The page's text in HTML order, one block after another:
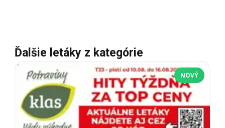
Ďalšie letáky z kategórie
NOVÝ